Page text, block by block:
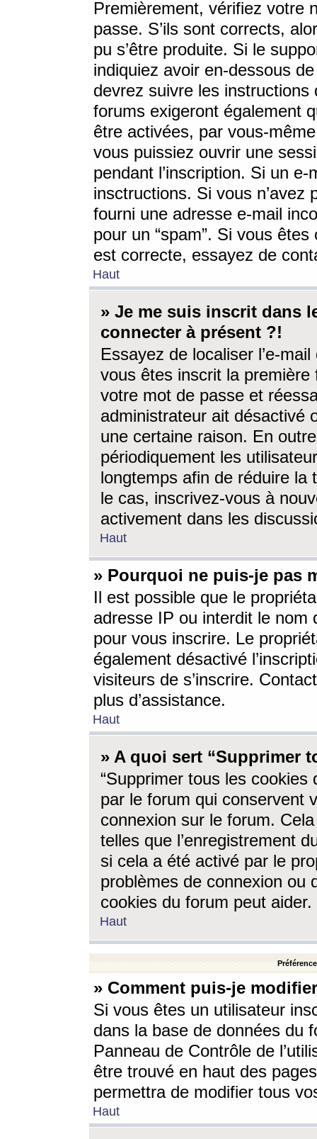
Premièrement, vérifiez votre
passe. S’ils sont corrects,
pu s’être produite. Si le
indiquiez avoir en-dessous
devrez suivre les
forums exigeront également
être activées, par vous-
vous puissiez ouvrir une
pendant l’inscription. Si un
insctructions. Si vous n’avez
fourni une adresse e-mail
pour un “spam”. Si vous
est correcte, essayez de
Haut
» Je me suis inscrit dans
connecter à présent ?!
Essayez de localiser l’e-
vous êtes inscrit la première
votre mot de passe et
administrateur ait désactivé
une certaine raison. En
périodiquement les
longtemps afin de réduire la
le cas, inscrivez-vous à
activement dans les
Haut
» Pourquoi ne puis-je pas
Il est possible que le
adresse IP ou interdit le nom
pour vous inscrire. Le
également désactivé
visiteurs de s’inscrire.
plus d’assistance.
Haut
» A quoi sert “Supprimer
“Supprimer tous les cookies
par le forum qui conservent
connexion sur le forum.
telles que l’enregistrement
si cela a été activé par le
problèmes de connexion ou
cookies du forum peut aider.
Haut
» Comment puis-je
Si vous êtes un utilisateur
dans la base de données du
Panneau de Contrôle de
être trouvé en haut des
permettra de modifier tous
Haut